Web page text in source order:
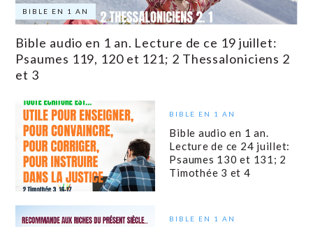
BIBLE EN 1 AN
Bible audio en 1 an. Lecture de ce 19 juillet:
Psaumes 119, 120 et 121; 2 Thessaloniciens 2
et 3
BIBLE EN 1 AN
Bible audio en 1 an.
Lecture de ce 24 juillet:
Psaumes 130 et 131; 2
Timothée 3 et 4
BIBLE EN 1 AN